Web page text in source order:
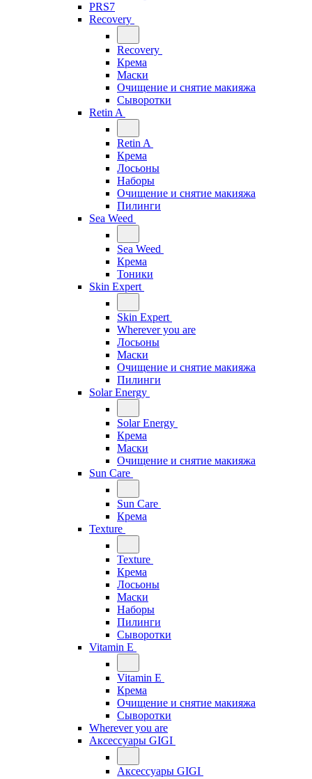
PRS7
Recovery
Recovery
Крема
Маски
Очищение и снятие макияжа
Сыворотки
Retin A
Retin A
Крема
Лосьоны
Наборы
Очищение и снятие макияжа
Пилинги
Sea Weed
Sea Weed
Крема
Тоники
Skin Expert
Skin Expert
Wherever you are
Лосьоны
Маски
Очищение и снятие макияжа
Пилинги
Solar Energy
Solar Energy
Крема
Маски
Очищение и снятие макияжа
Sun Care
Sun Care
Крема
Texture
Texture
Крема
Лосьоны
Маски
Наборы
Пилинги
Сыворотки
Vitamin E
Vitamin E
Крема
Очищение и снятие макияжа
Сыворотки
Wherever you are
Аксессуары GIGI
Аксессуары GIGI